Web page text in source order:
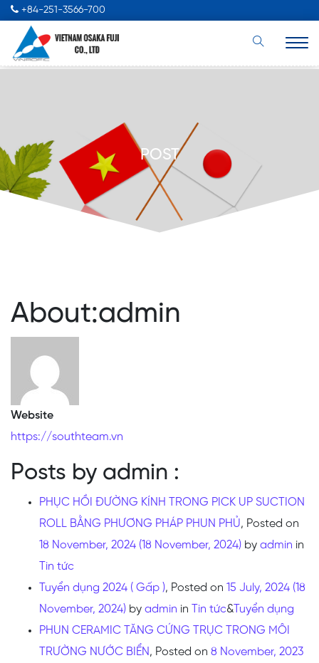
+84-251-3566-700
POST
About:admin
Website
https://southteam.vn
Posts by admin :
PHỤC HỒI ĐƯỜNG KÍNH TRONG PICK UP SUCTION
ROLL BẰNG PHƯƠNG PHÁP PHUN PHỦ, Posted on
18 November, 2024 (18 November, 2024) by admin in
Tin tức
Tuyển dụng 2024 ( Gấp ), Posted on 15 July, 2024 (18
November, 2024) by admin in Tin tức& Tuyển dụng
PHUN CERAMIC TĂNG CỨNG TRỤC TRONG MÔI
TRƯỜNG NƯỚC BIỂN, Posted on 8 November, 2023